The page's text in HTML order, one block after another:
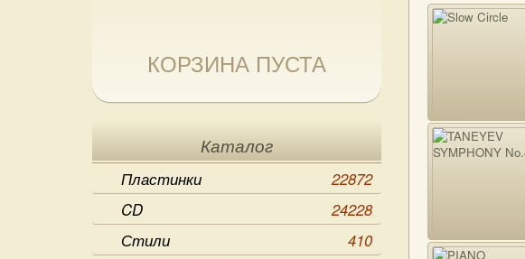
КОРЗИНА ПУСТА
Каталог
Пластинки
22872
CD
24228
Стили
410